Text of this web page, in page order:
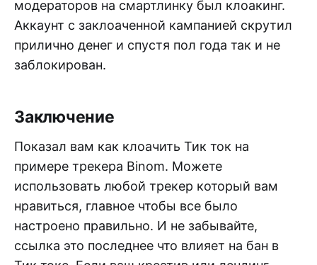
модераторов на смартлинку был клоакинг.
Аккаунт с заклоаченной кампанией скрутил
прилично денег и спустя пол года так и не
заблокирован.
Заключение
Показал вам как клоачить Тик ток на
примере трекера Binom. Можете
использовать любой трекер который вам
нравиться, главное чтобы все было
настроено правильно. И не забывайте,
ссылка это последнее что влияет на бан в